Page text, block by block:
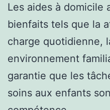
Les aides à domicile
bienfaits tels que la
charge quotidienne,
environnement
garantie que les
soins aux enfants